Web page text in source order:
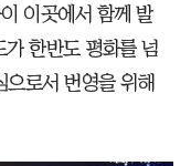
이곳에서 함께 발
한반도 평화를 넘
으로서 번영을 위해